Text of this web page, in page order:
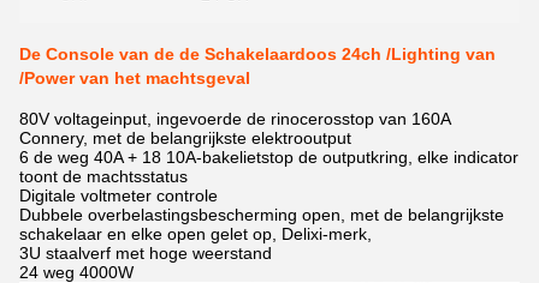
De Console van de de Schakelaardoos 24ch /Lighting van
/Power van het machtsgeval
80V voltageinput, ingevoerde de rinocerosstop van 160A
Connery, met de belangrijkste elektrooutput
6 de weg 40A + 18 10A-bakelietstop de outputkring, elke indicator
toont de machtsstatus
Digitale voltmeter controle
Dubbele overbelastingsbescherming open, met de belangrijkste
schakelaar en elke open gelet op, Delixi-merk,
3U staalverf met hoge weerstand
24 weg 4000W